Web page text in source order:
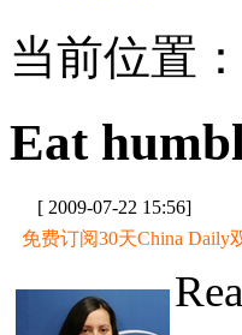
当前位置：
Eat
[ 2009-07-22 15:56]
免费订阅30天China Daily